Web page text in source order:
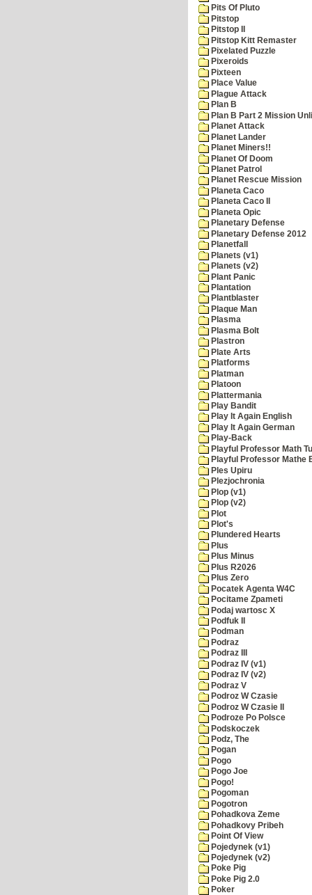
Pits Of Pluto
Pitstop
Pitstop II
Pitstop Kitt Remaster
Pixelated Puzzle
Pixeroids
Pixteen
Place Value
Plague Attack
Plan B
Plan B Part 2 Mission
Planet Attack
Planet Lander
Planet Miners!!
Planet Of Doom
Planet Patrol
Planet Rescue Mission
Planeta Caco
Planeta Caco II
Planeta Opic
Planetary Defense
Planetary Defense 2012
Planetfall
Planets (v1)
Planets (v2)
Plant Panic
Plantation
Plantblaster
Plaque Man
Plasma
Plasma Bolt
Plastron
Plate Arts
Platforms
Platman
Platoon
Plattermania
Play Bandit
Play It Again English
Play It Again German
Play-Back
Playful Professor Math
Playful Professor Mathe
Ples Upiru
Plezjochronia
Plop (v1)
Plop (v2)
Plot
Plot's
Plundered Hearts
Plus
Plus Minus
Plus R2026
Plus Zero
Pocatek Agenta W4C
Pocitame Zpameti
Podaj wartosc X
Podfuk II
Podman
Podraz
Podraz III
Podraz IV (v1)
Podraz IV (v2)
Podraz V
Podroz W Czasie
Podroz W Czasie II
Podroze Po Polsce
Podskoczek
Podz, The
Pogan
Pogo
Pogo Joe
Pogo!
Pogoman
Pogotron
Pohadkova Zeme
Pohadkovy Pribeh
Point Of View
Pojedynek (v1)
Pojedynek (v2)
Poke Pig
Poke Pig 2.0
Poker